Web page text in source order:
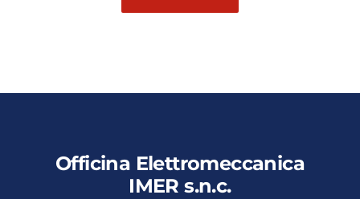
Officina Elettromeccanica
IMER s.n.c.